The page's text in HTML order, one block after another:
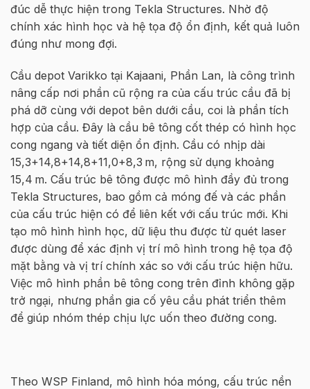
đúc dễ thực hiện trong Tekla Structures. Nhờ độ
chính xác hình học và hệ tọa độ ổn định, kết quả luôn
đúng như mong đợi.
Cầu depot Varikko tại Kajaani, Phần Lan, là công trình
nâng cấp nơi phần cũ rộng ra của cấu trúc cầu đã bị
phá dỡ cùng với depot bên dưới cầu, coi là phần tích
hợp của cầu. Đây là cầu bê tông cốt thép có hình học
cong ngang và tiết diện ổn định. Cầu có nhịp dài
15,3+14,8+14,8+11,0+8,3 m, rộng sử dụng khoảng
15,4 m. Cấu trúc bê tông được mô hình đầy đủ trong
Tekla Structures, bao gồm cả móng đế và các phần
của cấu trúc hiện có để liên kết với cấu trúc mới. Khi
tạo mô hình hình học, dữ liệu thu được từ quét laser
được dùng để xác định vị trí mô hình trong hệ tọa độ
mặt bằng và vị trí chính xác so với cấu trúc hiện hữu.
Việc mô hình phần bê tông cong trên đỉnh không gặp
trở ngại, nhưng phần gia cố yêu cầu phát triển thêm
để giúp nhóm thép chịu lực uốn theo đường cong.
Theo WSP Finland, mô hình hóa móng, cấu trúc nền